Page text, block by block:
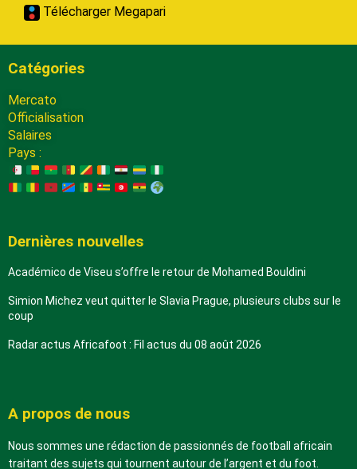
Télécharger Megapari
Catégories
Mercato
Officialisation
Salaires
Pays :
Dernières nouvelles
Académico de Viseu s’offre le retour de Mohamed Bouldini
Simion Michez veut quitter le Slavia Prague, plusieurs clubs sur le
coup
Radar actus Africafoot : Fil actus du 08 août 2026
A propos de nous
Nous sommes une rédaction de passionnés de football africain
traitant des sujets qui tournent autour de l’argent et du foot.